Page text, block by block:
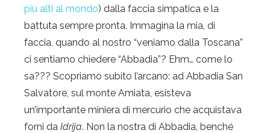
più alti al mondo) dalla faccia simpatica e la
battuta sempre pronta. Immagina la mia, di
faccia, quando al nostro “veniamo dalla Toscana”
ci sentiamo chiedere “Abbadia”? Ehm… come lo
sa??? Scopriamo subito l’arcano: ad Abbadia San
Salvatore, sul monte Amiata, esisteva
un’importante miniera di mercurio che acquistava
forni da Idrija. Non la nostra di Abbadia, benché